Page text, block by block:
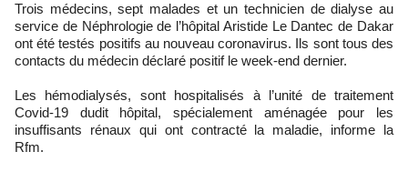
Trois médecins, sept malades et un technicien de dialyse au
service de Néphrologie de l’hôpital Aristide Le Dantec de Dakar
ont été testés positifs au nouveau coronavirus. Ils sont tous des
contacts du médecin déclaré positif le week-end dernier.
Les hémodialysés, sont hospitalisés à l’unité de traitement
Covid-19 dudit hôpital, spécialement aménagée pour les
insuffisants rénaux qui ont contracté la maladie, informe la
Rfm.